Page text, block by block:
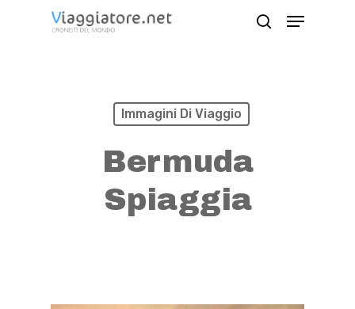
Menu
Immagini Di Viaggio
Bermuda
Spiaggia